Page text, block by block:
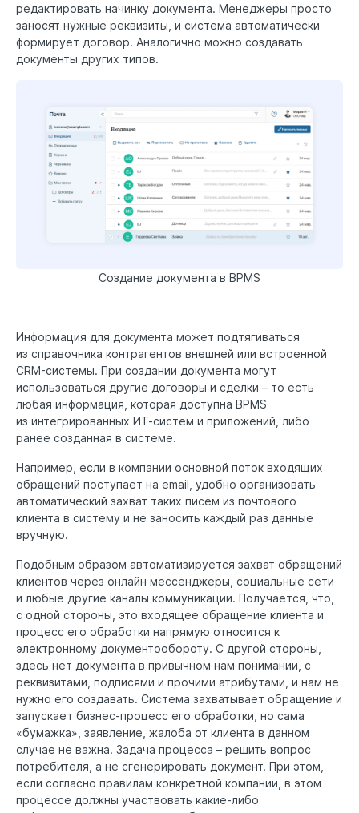
редактировать начинку документа. Менеджеры просто
заносят нужные реквизиты, и система автоматически
формирует договор. Аналогично можно создавать
документы других типов.
Создание документа в BPMS
Информация для документа может подтягиваться
из справочника контрагентов внешней или встроенной
CRM-системы. При создании документа могут
использоваться другие договоры и сделки – то есть
любая информация, которая доступна BPMS
из интегрированных ИТ-систем и приложений, либо
ранее созданная в системе.
Например, если в компании основной поток входящих
обращений поступает на email, удобно организовать
автоматический захват таких писем из почтового
клиента в систему и не заносить каждый раз данные
вручную.
Подобным образом автоматизируется захват обращений
клиентов через онлайн мессенджеры, социальные сети
и любые другие каналы коммуникации. Получается, что,
с одной стороны, это входящее обращение клиента и
процесс его обработки напрямую относится к
электронному документообороту. С другой стороны,
здесь нет документа в привычном нам понимании, с
реквизитами, подписями и прочими атрибутами, и нам не
нужно его создавать. Система захватывает обращение и
запускает бизнес-процесс его обработки, но сама
«бумажка», заявление, жалоба от клиента в данном
случае не важна. Задача процесса – решить вопрос
потребителя, а не сгенерировать документ. При этом,
если согласно правилам конкретной компании, в этом
процессе должны участвовать какие-либо